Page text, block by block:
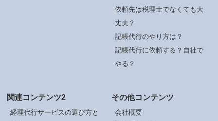
依頼先は税理士でなくても大
丈夫？
記帳代行のやり方は？
記帳代行に依頼する？自社で
やる？
関連コンテンツ2
経理代行サービスの選び方と
その他コンテンツ
会社概要